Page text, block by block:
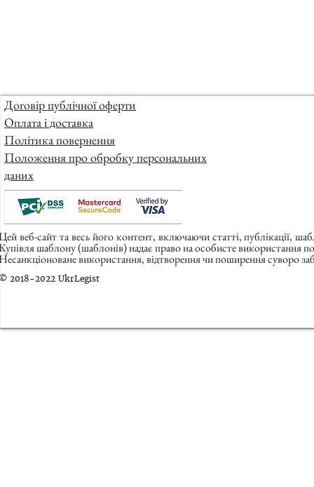
Договір публічної оферти
Оплата і доставка
Політика повернення
Положення про обробку персональних
даних
веб-сайт та весь його контент, включаючи статті, публікації,
шаблону (шаблонів) надає право на особисте використання
використання, відтворення чи поширення суворо
2018-2022 UkrLegist